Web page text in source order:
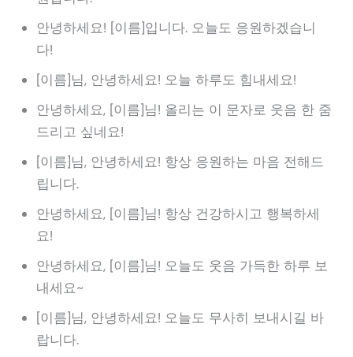
안녕하세요! [이름]입니다. 오늘도 응원하겠습니
다!
[이름]님, 안녕하세요! 오늘 하루도 힘내세요!
안녕하세요, [이름]님! 올리는 이 문자로 웃음 한 줌
드리고 싶네요!
[이름]님, 안녕하세요! 항상 응원하는 마음 전해드
립니다.
안녕하세요, [이름]님! 항상 건강하시고 행복하세
요!
안녕하세요, [이름]님! 오늘도 웃음 가득한 하루 보
내세요~
[이름]님, 안녕하세요! 오늘도 무사히 보내시길 바
랍니다.